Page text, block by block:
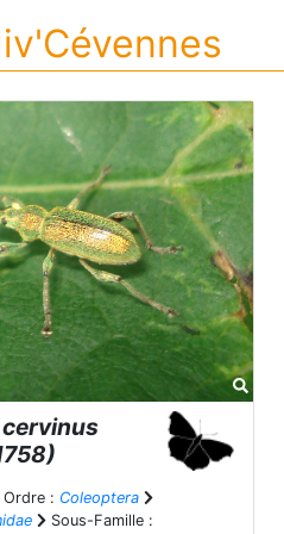
Ordre : Coleoptera
Sous-Famille :